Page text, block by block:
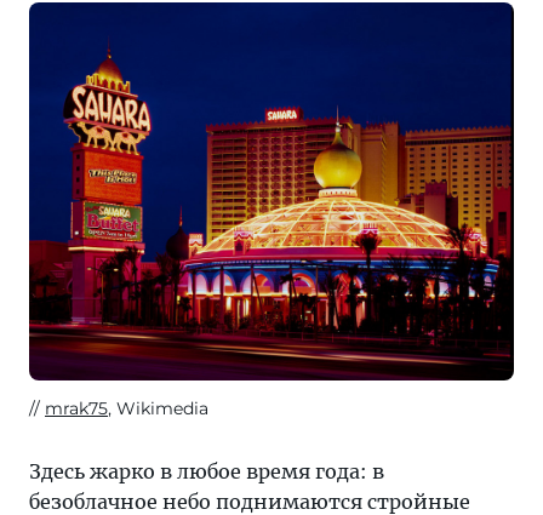
mrak75, Wikimedia
Здесь жарко в любое время года: в
безоблачное небо поднимаются стройные